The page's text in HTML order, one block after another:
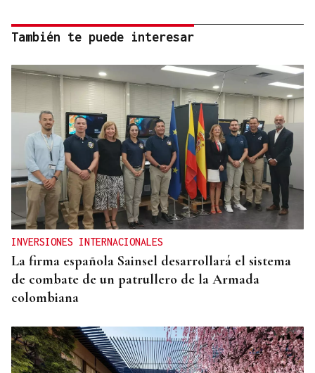
También te puede interesar
INVERSIONES INTERNACIONALES
La firma española Sainsel desarrollará el sistema
de combate de un patrullero de la Armada
colombiana